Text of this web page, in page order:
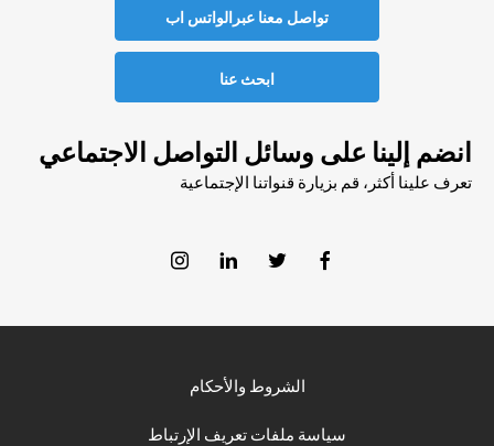
تواصل معنا عبرالواتس اب
ابحث عنا
انضم إلينا على وسائل التواصل الاجتماعي
تعرف علينا أكثر، قم بزيارة قنواتنا الإجتماعية
الشروط والأحكام
سياسة ملفات تعريف الإرتباط